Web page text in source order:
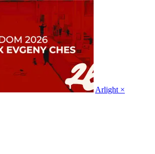
Arlight ×